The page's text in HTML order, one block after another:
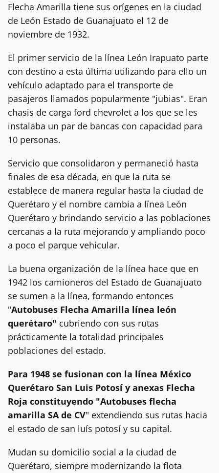
Flecha Amarilla tiene sus orígenes en la ciudad
de León Estado de Guanajuato el 12 de
noviembre de 1932.
El primer servicio de la línea León Irapuato parte
con destino a esta última utilizando para ello un
vehículo adaptado para el transporte de
pasajeros llamados popularmente "jubias". Eran
chasis de carga ford chevrolet a los que se les
instalaba un par de bancas con capacidad para
10 personas.
Servicio que consolidaron y permaneció hasta
finales de esa década, en que la ruta se
establece de manera regular hasta la ciudad de
Querétaro y el nombre cambia a línea León
Querétaro y brindando servicio a las poblaciones
cercanas a la ruta mejorando y ampliando poco
a poco el parque vehicular.
La buena organización de la línea hace que en
1942 los camioneros del Estado de Guanajuato
se sumen a la línea, formando entonces
"Autobuses Flecha Amarilla línea león
querétaro" cubriendo con sus rutas
prácticamente la totalidad principales
poblaciones del estado.
Para 1948 se fusionan con la línea México
Querétaro San Luis Potosí y anexas Flecha
Roja constituyendo "Autobuses flecha
amarilla SA de CV" extendiendo sus rutas hacia
el estado de san luís potosí y su capital.
Mudan su domicilio social a la ciudad de
Querétaro, siempre modernizando la flota